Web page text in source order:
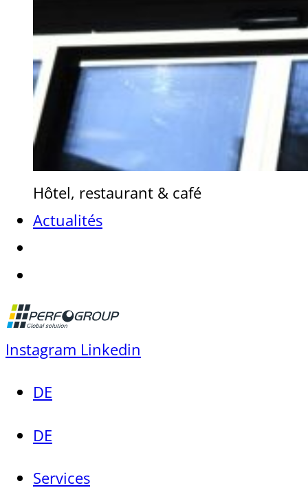
Hôtel, restaurant & café
Actualités
Instagram Linkedin
DE
DE
Services